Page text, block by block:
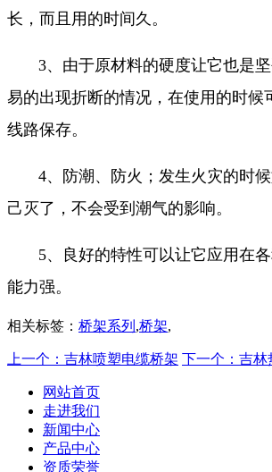
长，而且用的时间久。
3、由于原材料的硬度让它也是
易的出现折断的情况，在使用的时候
线路保存。
4、防潮、防火；发生火灾的时
己灭了，不会受到潮气的影响。
5、良好的特性可以让它应用在
能力强。
相关标签： 桥架系列 ,桥架,
上一个：吉林喷塑电缆桥架 下一个：吉林
网站首页
走进我们
新闻中心
产品中心
资质荣誉